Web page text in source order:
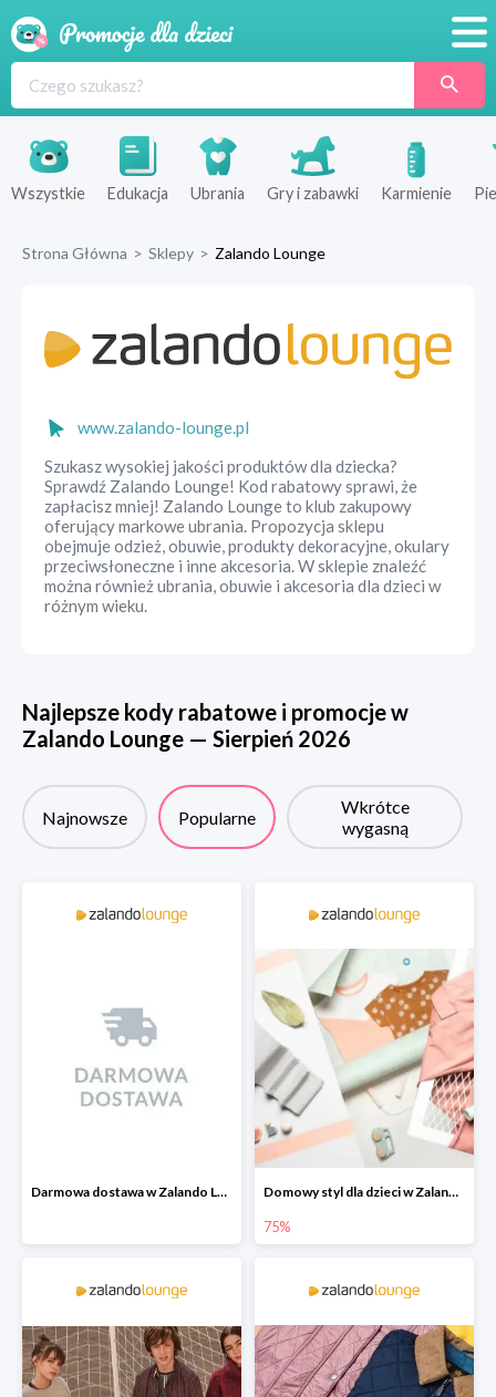
Produkty
Sklepy
Wszystkie Edukacja Ubrania Gry i zabawki Karmienie
Strona Główna > Sklepy > Zalando Lounge
www.zalando-lounge.pl
Szukasz wysokiej jakości produktów dla dziecka?
Sprawdź Zalando Lounge! Kod rabatowy sprawi, że
zapłacisz mniej! Zalando Lounge to klub zakupowy
oferujący markowe ubrania. Propozycja sklepu
obejmuje odzież, obuwie, produkty dekoracyjne, okulary
przeciwsłoneczne i inne akcesoria. W sklepie znaleźć
można również ubrania, obuwie i akcesoria dla dzieci w
różnym wieku.
Najlepsze kody rabatowe i promocje w
Zalando Lounge — Sierpień 2026
Najnowsze Popularne
Wkrótce
wygasną
Darmowa dostawa w Zalando Lounge Domowy styl dla dzieci w Zalando Lounge do -75%
75%